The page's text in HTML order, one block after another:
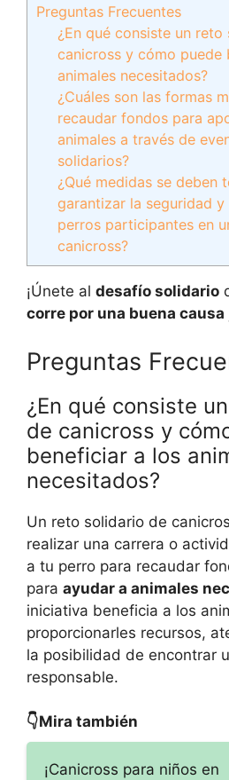
Preguntas Frecuentes
¿En qué consiste un
canicross y cómo puede
animales necesitados?
¿Cuáles son las formas
recaudar fondos para
animales a través de
solidarios?
¿Qué medidas se deben
garantizar la seguridad
perros participantes en
canicross?
¡Únete al desafío solidario
corre por una buena causa
Preguntas
¿En qué consiste
de canicross y
beneficiar a los
necesitados?
Un reto solidario de
realizar una carrera o
a tu perro para recaudar
para ayudar a animales
iniciativa beneficia a los
proporcionarles recursos,
la posibilidad de encontrar
responsable.
👇Mira también
¡Canicross para niños en